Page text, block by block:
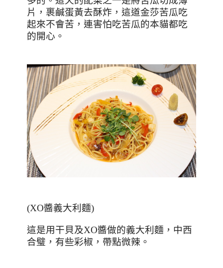
片，裹鹹蛋黃去酥炸，這道金莎苦瓜吃
起來不會苦，連害怕吃苦瓜的本貓都吃
的開心。
(XO醬義大利麵)
這是用干貝及XO醬做的義大利麵，中西
合璧，有些彩椒，帶點微辣。